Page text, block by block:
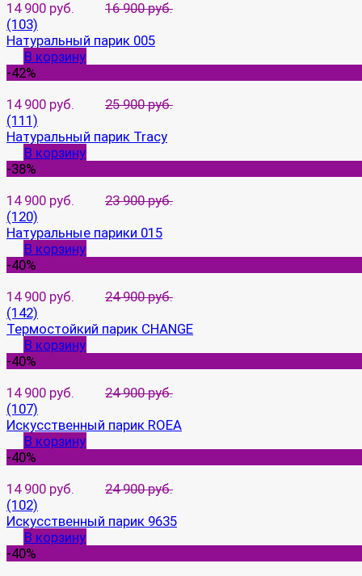
14 900 руб.
16 900 руб.
(103)
Натуральный парик 005
В корзину
-42%
14 900 руб.
25 900 руб.
(111)
Натуральный парик Tracy
В корзину
-38%
14 900 руб.
23 900 руб.
(120)
Натуральные парики 015
В корзину
-40%
14 900 руб.
24 900 руб.
(142)
Термостойкий парик CHANGE
В корзину
-40%
14 900 руб.
24 900 руб.
(107)
Искусственный парик ROEA
В корзину
-40%
14 900 руб.
24 900 руб.
(102)
Искусственный парик 9635
В корзину
-40%